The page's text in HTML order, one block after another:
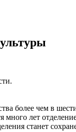
более чем в
много лет
станет